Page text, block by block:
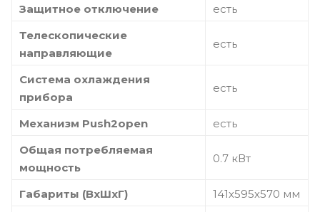
Защитное отключение
есть
Телескопические
направляющие
есть
Система охлаждения
прибора
есть
Механизм Push2open
есть
Общая потребляемая
мощность
0.7 кВт
Габариты (ВхШхГ) 141х595х570 мм